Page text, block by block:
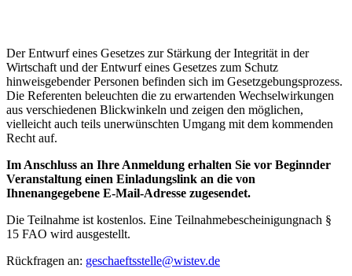
Der Entwurf eines Gesetzes zur Stärkung der Integrität in der
Wirtschaft und der Entwurf eines Gesetzes zum Schutz
hinweisgebender Personen befinden sich im Gesetzgebungsprozess.
Die Referenten beleuchten die zu erwartenden Wechselwirkungen
aus verschiedenen Blickwinkeln und zeigen den möglichen,
vielleicht auch teils unerwünschten Umgang mit dem kommenden
Recht auf.
Im Anschluss an Ihre Anmeldung erhalten Sie vor Beginnder
Veranstaltung einen Einladungslink an die von
Ihnenangegebene E-Mail-Adresse zugesendet.
Die Teilnahme ist kostenlos. Eine Teilnahmebescheinigungnach §
15 FAO wird ausgestellt.
Rückfragen an: geschaeftsstelle@wistev.de